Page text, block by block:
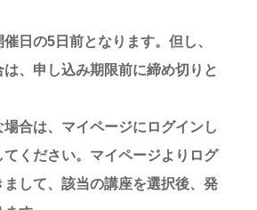
催日の5日前となります。但し、
、申し込み期限前に締め切りと
場合は、マイページにログインし
ください。マイページよりログ
して、該当の講座を選択後、発